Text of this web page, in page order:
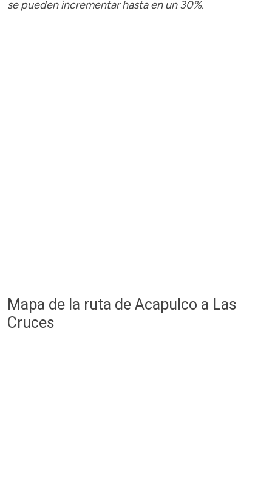
se pueden incrementar hasta en un 30%.
Mapa de la ruta de Acapulco a Las
Cruces